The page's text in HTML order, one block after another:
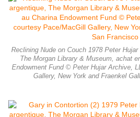
Reclining Nude on Couch 1978 Peter
The Morgan Library & Museum, achat
Endowment Fund © Peter Hujar Archive,
Gallery, New York and Fraenkel